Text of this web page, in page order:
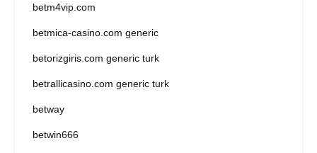
betm4vip.com
betmica-casino.com generic
betorizgiris.com generic turk
betrallicasino.com generic turk
betway
betwin666